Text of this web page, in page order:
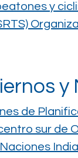
y
y
de
sur de